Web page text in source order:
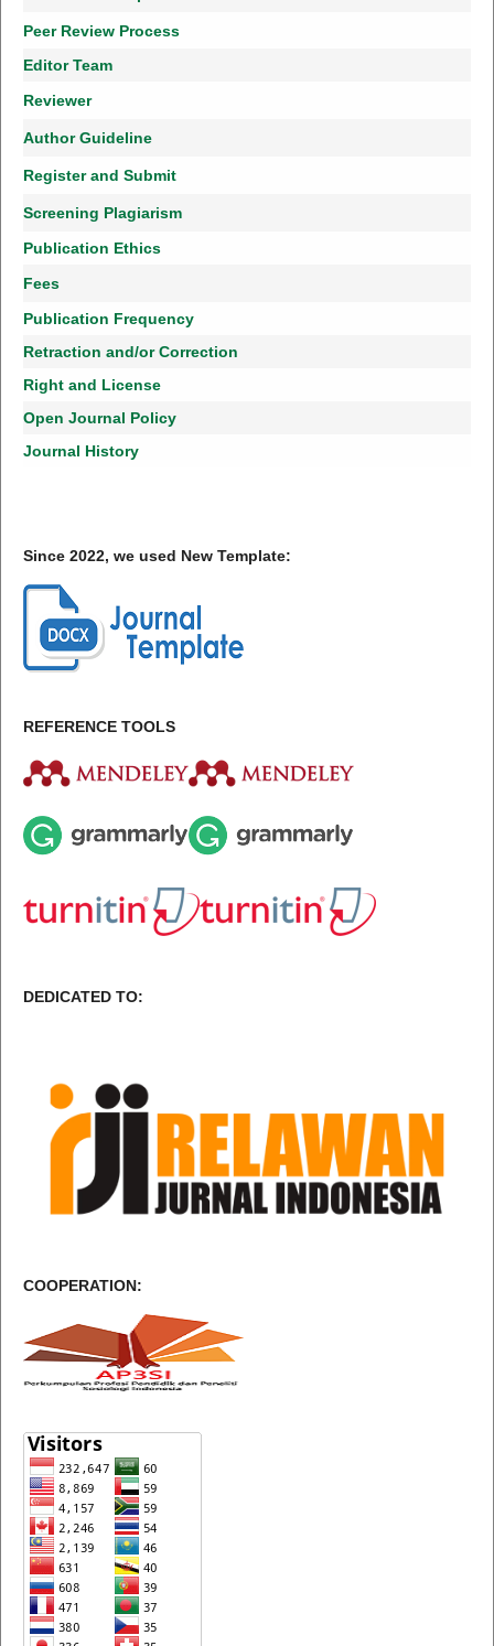
Peer Review Process
Editor Team
Reviewer
Author Guideline
Register and Submit
Screening Plagiarism
Publication Ethics
Fees
Publication Frequency
Retraction and/or Correction
Right and License
Open Journal Policy
Journal History
Since 2022, we used New Template:
REFERENCE TOOLS
DEDICATED TO:
COOPERATION: